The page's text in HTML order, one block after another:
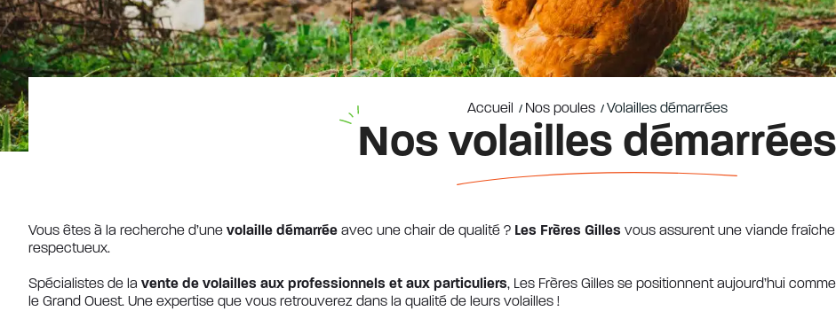
Accueil / Nos poules / Volailles démarrées
Nos volailles démarrées
Vous êtes à la recherche d’une volaille démarrée avec une chair de qualité ? Les Frères Gilles vous assurent une viande
respectueux.
Spécialistes de la vente de volailles aux professionnels et aux particuliers, Les Frères Gilles se positionnent aujourd’hui
le Grand Ouest. Une expertise que vous retrouverez dans la qualité de leurs volailles !